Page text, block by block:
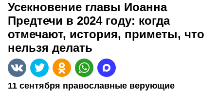
Усекновение главы Иоанна
Предтечи в 2024 году: когда
отмечают, история, приметы, что
нельзя делать
11 сентября православные верующие